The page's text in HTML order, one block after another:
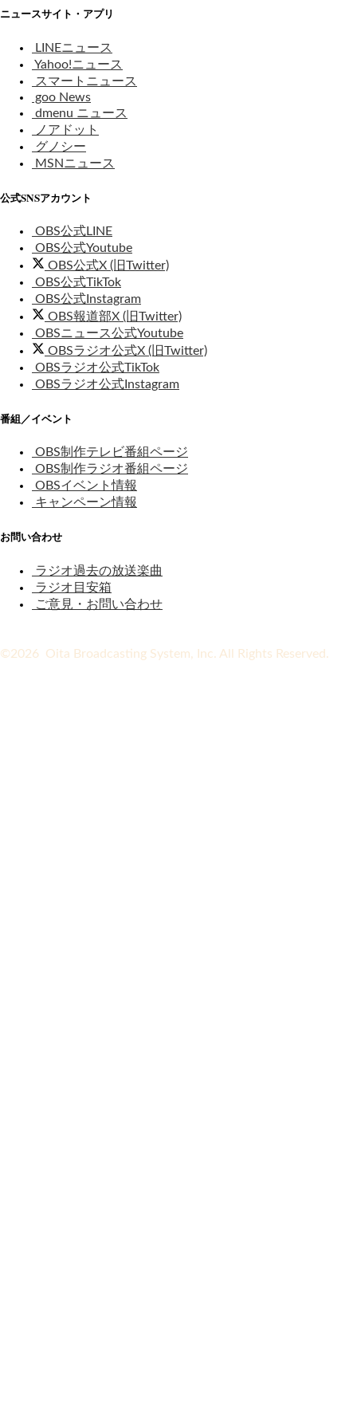
ニュースサイト・アプリ
LINEニュース
Yahoo!ニュース
スマートニュース
goo News
dmenu ニュース
ノアドット
グノシー
MSNニュース
公式SNSアカウント
OBS公式LINE
OBS公式Youtube
OBS公式X (旧Twitter)
OBS公式TikTok
OBS公式Instagram
OBS報道部X (旧Twitter)
OBSニュース公式Youtube
OBSラジオ公式X (旧Twitter)
OBSラジオ公式TikTok
OBSラジオ公式Instagram
番組／イベント
OBS制作テレビ番組ページ
OBS制作ラジオ番組ページ
OBSイベント情報
キャンペーン情報
お問い合わせ
ラジオ過去の放送楽曲
ラジオ目安箱
ご意見・お問い合わせ
©2026 Oita Broadcasting System, Inc. All Rights Reserved.